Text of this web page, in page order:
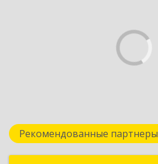
Рекомендованные партнеры